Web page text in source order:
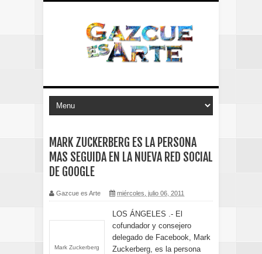
MARK ZUCKERBERG ES LA PERSONA
MAS SEGUIDA EN LA NUEVA RED SOCIAL
DE GOOGLE
Gazcue es Arte miércoles, julio 06, 2011
Mark Zuckerberg
LOS ÁNGELES .- El
cofundador y consejero
delegado de Facebook, Mark
Zuckerberg, es la persona